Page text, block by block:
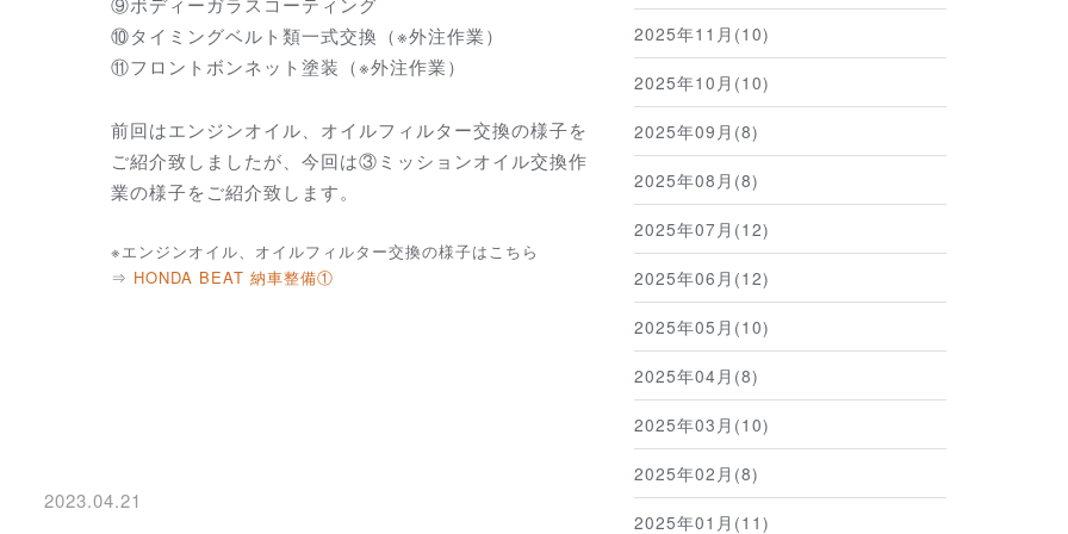
⑩タイミングベルト類一式交換（※外注作業）
⑪フロントボンネット塗装（※外注作業）
前回はエンジンオイル、オイルフィルター交換の様子を
ご紹介致しましたが、今回は③ミッションオイル交換作
業の様子をご紹介致します。
※エンジンオイル、オイルフィルター交換の様子はこちら
⇒ HONDA BEAT 納車整備①
2023.04.21
2025年11月(10)
2025年10月(10)
2025年09月(8)
2025年08月(8)
2025年07月(12)
2025年06月(12)
2025年05月(10)
2025年04月(8)
2025年03月(10)
2025年02月(8)
2025年01月(11)